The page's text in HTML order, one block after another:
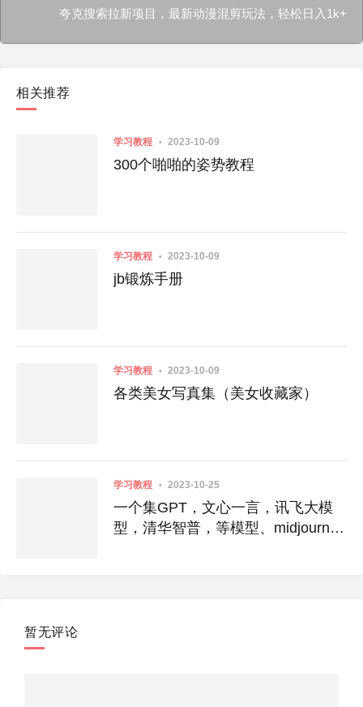
夸克搜索拉新项目，最新动漫混剪玩法，轻松日入1k+
相关推荐
学习教程 2023-10-09
300个啪啪的姿势教程
学习教程 2023-10-09
jb锻炼手册
学习教程 2023-10-09
各类美女写真集（美女收藏家）
学习教程 2023-10-25
一个集GPT，文心一言，讯飞大模
型，清华智普，等模型、midjourney
暂无评论